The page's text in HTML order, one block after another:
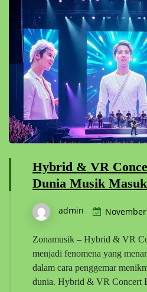
Hybrid & VR
Dunia Musik
admin
Zonamusik – Hybrid & VR
menjadi fenomena yang
dalam cara penggemar
dunia. Hybrid & VR Concert